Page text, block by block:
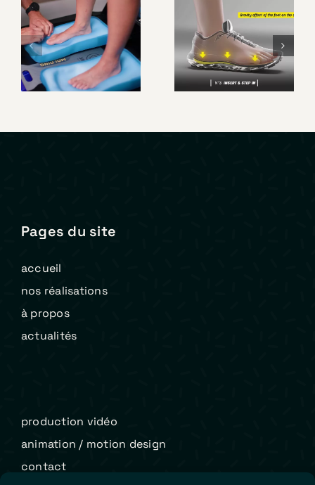
SIDAS –
Présentation
Custom
Station
Custom
Live, la
semelle sur
mesure en
quelques
Pages du site
accueil
nos réalisations
à propos
actualités
production vidéo
animation / motion design
contact